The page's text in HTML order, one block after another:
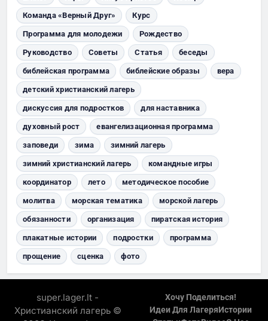
Команда «Верный Друг» Курс
Программа для молодежи Рождество
Руководство Советы Статья беседы
библейская программа библейские образы вера
детский христианский лагерь
дискуссия для подростков для наставника
духовный рост евангелизационная программа
заповеди зима зимний лагерь
зимний христианский лагерь командные игры
координатор лето методическое пособие
молитва морская тематика морской лагерь
обязанности организация пиратская история
плакатные истории подростки программа
прощение сценка фото
super.lager.lt -
Христианский лагерь ©
Хочу Поделиться!
Идеи Для ЛагеряИстории